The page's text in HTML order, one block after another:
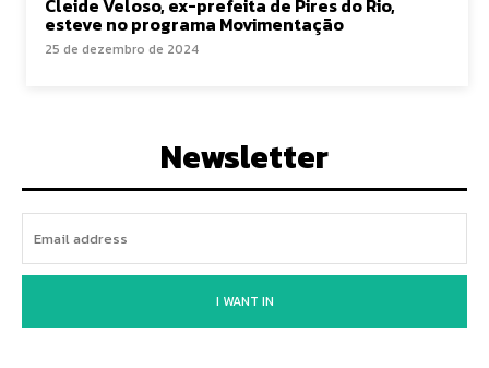
Cleide Veloso, ex-prefeita de Pires do Rio,
esteve no programa Movimentação
25 de dezembro de 2024
Newsletter
I WANT IN